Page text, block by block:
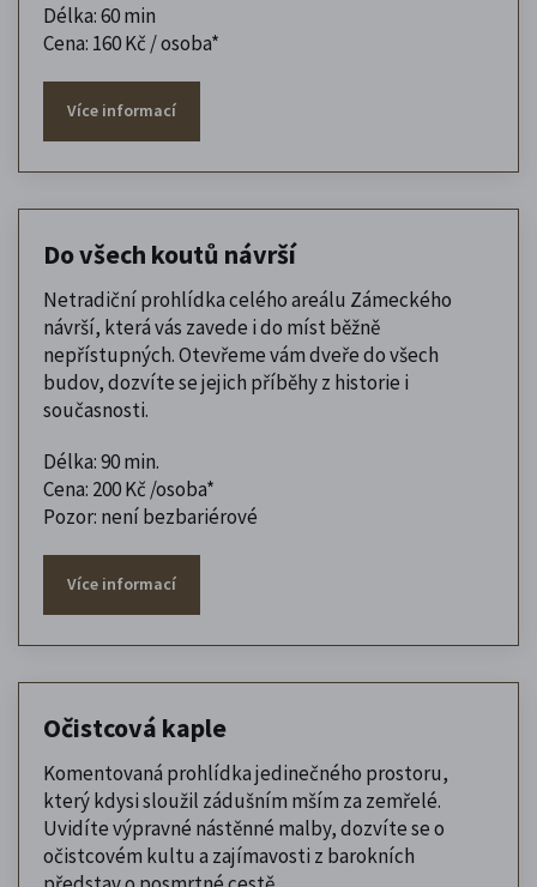
Délka: 60 min
Cena: 160 Kč / osoba*
Více informací
Do všech koutů návrší
Netradiční prohlídka celého areálu Zámeckého
návrší, která vás zavede i do míst běžně
nepřístupných. Otevřeme vám dveře do všech
budov, dozvíte se jejich příběhy z historie i
současnosti.
Délka: 90 min.
Cena: 200 Kč /osoba*
Pozor: není bezbariérové
Více informací
Očistcová kaple
Komentovaná prohlídka jedinečného prostoru,
který kdysi sloužil zádušním mším za zemřelé.
Uvidíte výpravné nástěnné malby, dozvíte se o
očistcovém kultu a zajímavosti z barokních